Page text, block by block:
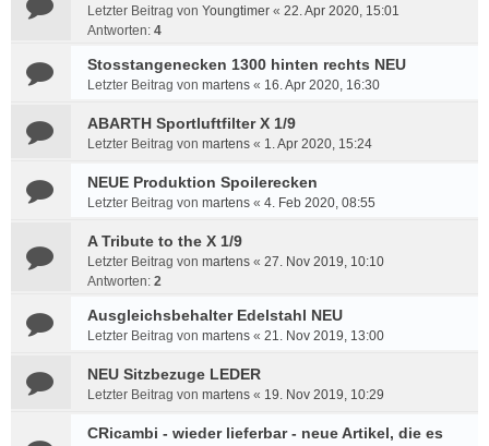
Letzter Beitrag von Youngtimer « 22. Apr 2020, 15:01
Antworten: 4
Stosstangenecken 1300 hinten rechts NEU
Letzter Beitrag von martens « 16. Apr 2020, 16:30
ABARTH Sportluftfilter X 1/9
Letzter Beitrag von martens « 1. Apr 2020, 15:24
NEUE Produktion Spoilerecken
Letzter Beitrag von martens « 4. Feb 2020, 08:55
A Tribute to the X 1/9
Letzter Beitrag von martens « 27. Nov 2019, 10:10
Antworten: 2
Ausgleichsbehalter Edelstahl NEU
Letzter Beitrag von martens « 21. Nov 2019, 13:00
NEU Sitzbezuge LEDER
Letzter Beitrag von martens « 19. Nov 2019, 10:29
CRicambi - wieder lieferbar - neue Artikel, die es